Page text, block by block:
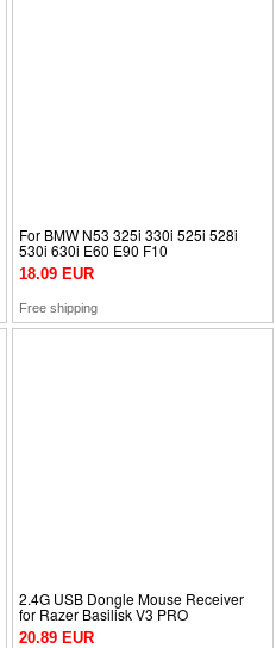
For BMW N53 325i 330i 525i 528i
530i 630i E60 E90 F10
11127548196 PCV Valve Lid
18.09 EUR
Free shipping
2.4G USB Dongle Mouse Receiver
for Razer Basilisk V3 PRO
Hyperspeed Gaming Mouse
20.89 EUR